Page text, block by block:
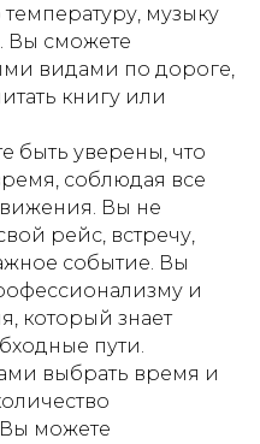
музыку
Вы сможете
видами по дороге,
книгу или
быть уверены, что
соблюдая все
Вы не
рейс, встречу,
событие. Вы
и
который знает
пути.
выбрать время и
можете